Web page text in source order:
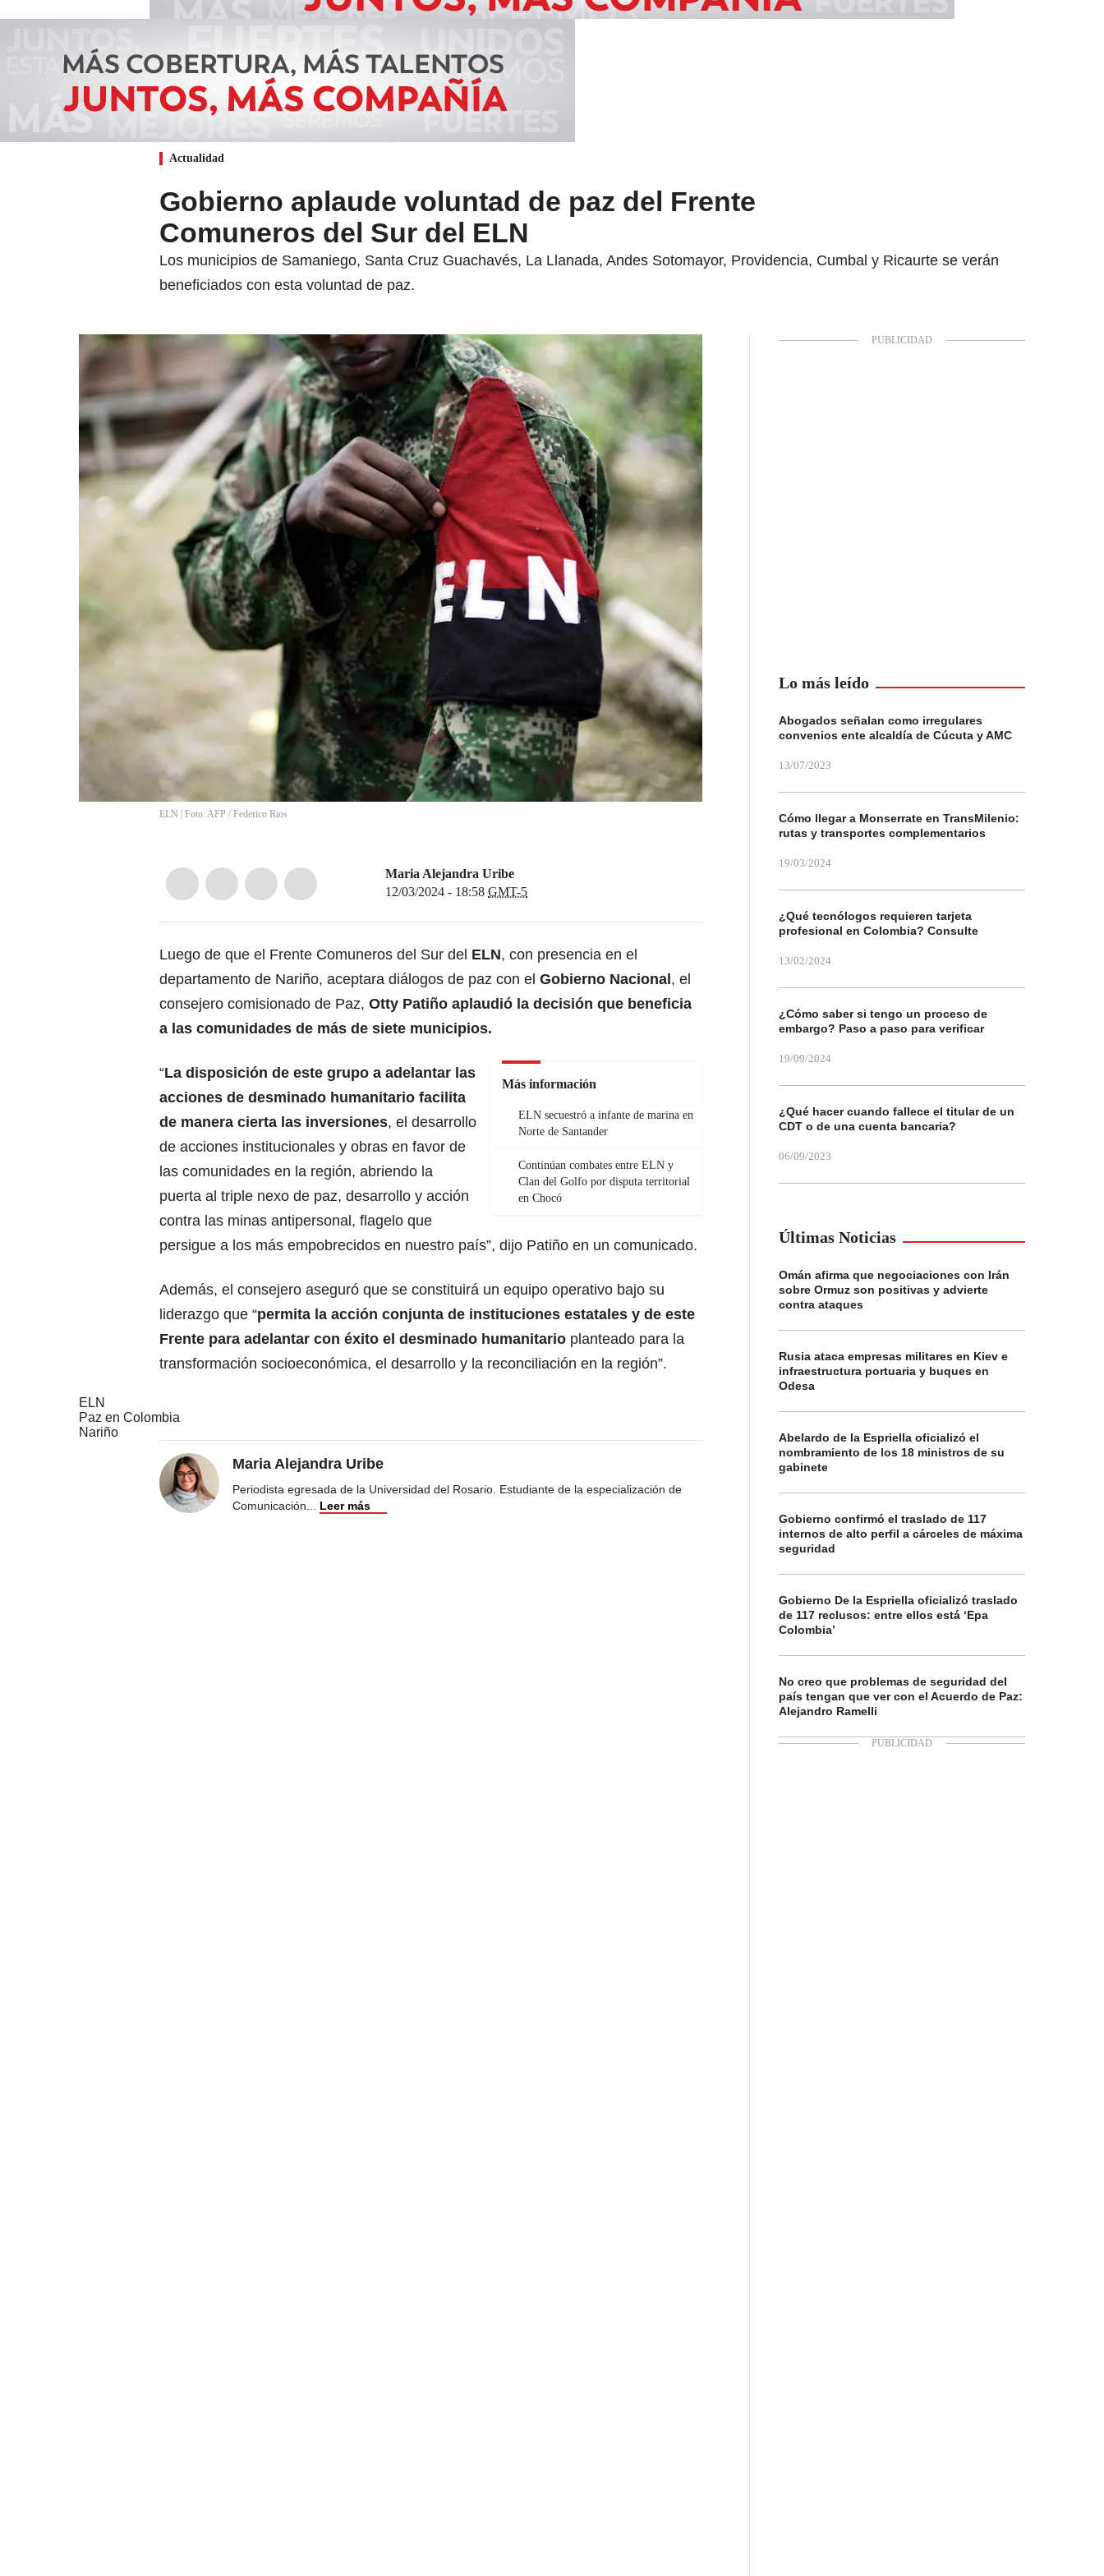
Actualidad
Gobierno aplaude voluntad de paz del Frente
Comuneros del Sur del ELN
Los municipios de Samaniego, Santa Cruz Guachavés, La Llanada, Andes Sotomayor, Providencia, Cumbal y Ricaurte se verán
beneficiados con esta voluntad de paz.
ELN | Foto: AFP / Federico Rios
Maria Alejandra Uribe
12/03/2024 - 18:58 GMT-5
Luego de que el Frente Comuneros del Sur del ELN, con presencia en el
departamento de Nariño, aceptara diálogos de paz con el Gobierno Nacional , el
consejero comisionado de Paz, Otty Patiño aplaudió la decisión que beneficia
a las comunidades de más de siete municipios.
Más información
ELN secuestró a infante de marina en
Norte de Santander
Continúan combates entre ELN y
Clan del Golfo por disputa territorial
en Chocó
“La disposición de este grupo a adelantar las
acciones de desminado humanitario facilita
de manera cierta las inversiones, el desarrollo
de acciones institucionales y obras en favor de
las comunidades en la región, abriendo la
puerta al triple nexo de paz, desarrollo y acción
contra las minas antipersonal, flagelo que
persigue a los más empobrecidos en nuestro país”, dijo Patiño en un comunicado.
Además, el consejero aseguró que se constituirá un equipo operativo bajo su
liderazgo que “permita la acción conjunta de instituciones estatales y de este
Frente para adelantar con éxito el desminado humanitario planteado para la
transformación socioeconómica, el desarrollo y la reconciliación en la región”.
ELN
Paz en Colombia
Nariño
Maria Alejandra Uribe
Periodista egresada de la Universidad del Rosario. Estudiante de la especialización de
Comunicación... Leer más
Lo más leído
Abogados señalan como irregulares
convenios ente alcaldía de Cúcuta y AMC
13/07/2023
Cómo llegar a Monserrate en TransMilenio:
rutas y transportes complementarios
19/03/2024
¿Qué tecnólogos requieren tarjeta
profesional en Colombia? Consulte
13/02/2024
¿Cómo saber si tengo un proceso de
embargo? Paso a paso para verificar
19/09/2024
¿Qué hacer cuando fallece el titular de un
CDT o de una cuenta bancaria?
06/09/2023
Últimas Noticias
Omán afirma que negociaciones con Irán
sobre Ormuz son positivas y advierte
contra ataques
Rusia ataca empresas militares en Kiev e
infraestructura portuaria y buques en
Odesa
Abelardo de la Espriella oficializó el
nombramiento de los 18 ministros de su
gabinete
Gobierno confirmó el traslado de 117
internos de alto perfil a cárceles de máxima
seguridad
Gobierno De la Espriella oficializó traslado
de 117 reclusos: entre ellos está ‘Epa
Colombia’
No creo que problemas de seguridad del
país tengan que ver con el Acuerdo de Paz:
Alejandro Ramelli